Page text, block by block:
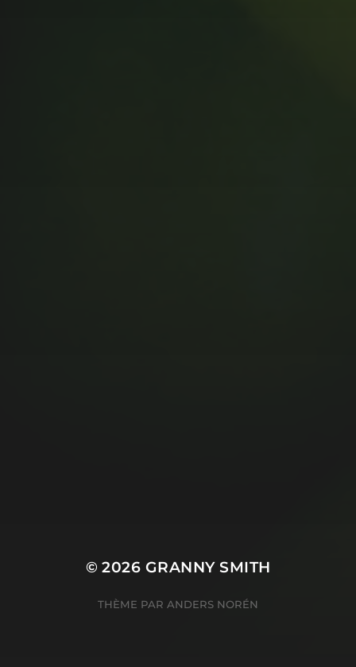
© 2026 GRANNY SMITH
THÈME PAR ANDERS NORÉN